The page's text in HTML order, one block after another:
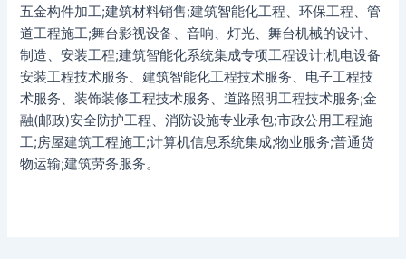
五金构件加工;建筑材料销售;建筑智能化工程、环保工程、管
道工程施工;舞台影视设备、音响、灯光、舞台机械的设计、
制造、安装工程;建筑智能化系统集成专项工程设计;机电设备
安装工程技术服务、建筑智能化工程技术服务、电子工程技
术服务、装饰装修工程技术服务、道路照明工程技术服务;金
融(邮政)安全防护工程、消防设施专业承包;市政公用工程施
工;房屋建筑工程施工;计算机信息系统集成;物业服务;普通货
物运输;建筑劳务服务。